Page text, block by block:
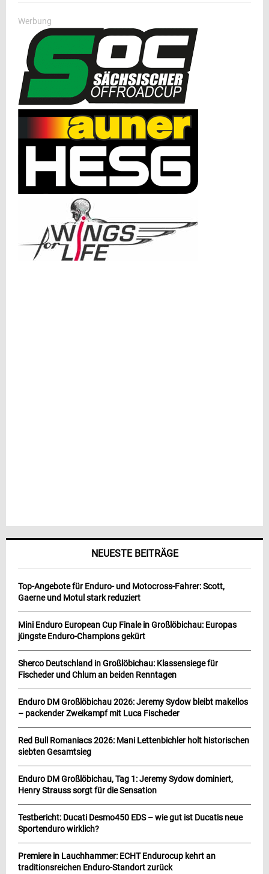
Werbung
NEUESTE BEITRÄGE
Top-Angebote für Enduro- und Motocross-Fahrer: Scott,
Gaerne und Motul stark reduziert
Mini Enduro European Cup Finale in Großlöbichau: Europas
jüngste Enduro-Champions gekürt
Sherco Deutschland in Großlöbichau: Klassensiege für
Fischeder und Chlum an beiden Renntagen
Enduro DM Großlöbichau 2026: Jeremy Sydow bleibt makellos
– packender Zweikampf mit Luca Fischeder
Red Bull Romaniacs 2026: Mani Lettenbichler holt historischen
siebten Gesamtsieg
Enduro DM Großlöbichau, Tag 1: Jeremy Sydow dominiert,
Henry Strauss sorgt für die Sensation
Testbericht: Ducati Desmo450 EDS – wie gut ist Ducatis neue
Sportenduro wirklich?
Premiere in Lauchhammer: ECHT Endurocup kehrt an
traditionsreichen Enduro-Standort zurück